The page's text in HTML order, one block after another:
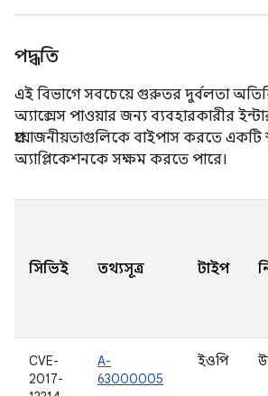
পদ্ধতি
এই বিভাগে সবচেয়ে গুরুতর দুর্বলতা
অ্যাক্সেস পাওয়ার জন্য ব্যবহারকারীর
প্রয়োজনীয়তাগুলিকে বাইপাস করতে একটি
অ্যাপ্লিকেশনকে সক্ষম করতে পারে।
সিভিই তথ্যসূত্র টাইপ
CVE-
2017-
A-
63000005
ইওপি